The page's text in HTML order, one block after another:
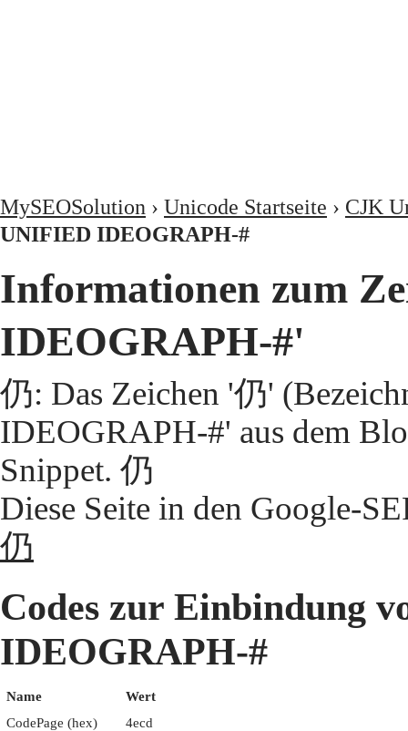
MySEOSolution › Unicode Startseite › CJK
UNIFIED IDEOGRAPH-#
Informationen zum
IDEOGRAPH-#'
仍: Das Zeichen '仍'
IDEOGRAPH-#' aus dem
Snippet. 仍
Diese Seite in den Google-
仍
Codes zur Einbindung
IDEOGRAPH-#
Name
Wert
CodePage (hex)
4ecd